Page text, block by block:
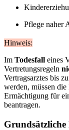
Pflege naher
Hinweis:
Im Todesfall eines
Vertretungsregeln
Vertragsarztes bis
werden, müssen die
Ermächtigung für
beantragen.
Grundsätzliche